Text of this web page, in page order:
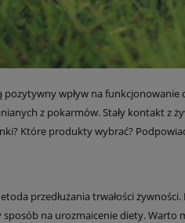
wpływ na
z pokarmów. Stały kontakt z
Które produkty wybrać?
przedłużania trwałości
na urozmaicenie diety.